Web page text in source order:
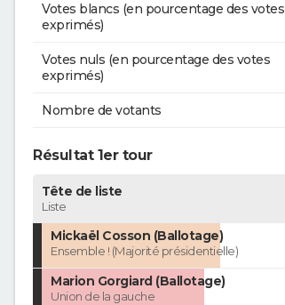
Votes blancs (en pourcentage des votes
exprimés)
Votes nuls (en pourcentage des votes
exprimés)
Nombre de votants
Résultat 1er tour
Tête de liste
Liste
Mickaël Cosson (Ballotage)
Ensemble ! (Majorité présidentielle)
Marion Gorgiard (Ballotage)
Union de la gauche